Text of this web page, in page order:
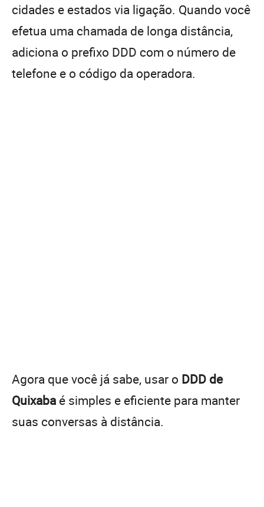
cidades e estados via ligação. Quando você
efetua uma chamada de longa distância,
adiciona o prefixo DDD com o número de
telefone e o código da operadora.
Agora que você já sabe, usar o DDD de
Quixaba é simples e eficiente para manter
suas conversas à distância.